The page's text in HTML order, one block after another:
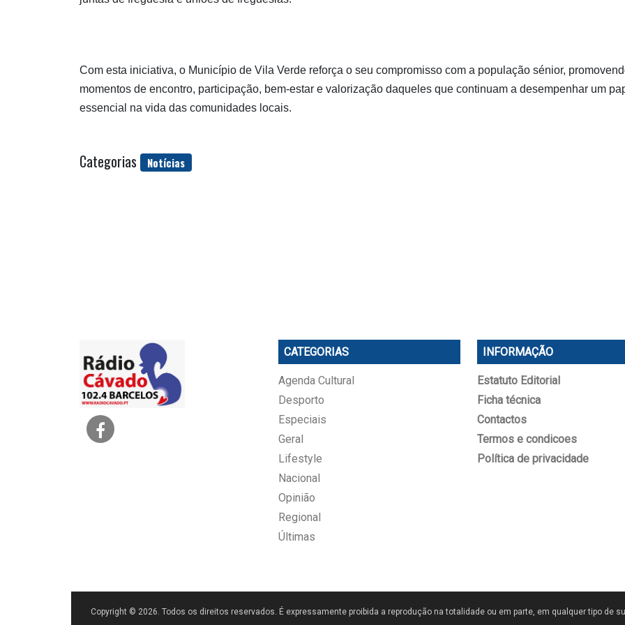
Com esta iniciativa, o Município de Vila Verde reforça o seu compromisso com a população sénior,
momentos de encontro, participação, bem-estar e valorização daqueles que continuam a desempenhar um
essencial na vida das comunidades locais.
Categorias Notícias
CATEGORIAS
Agenda Cultural
Desporto
Especiais
Geral
Lifestyle
Nacional
Opinião
Regional
Últimas
INFORMAÇÃO
Estatuto Editorial
Ficha técnica
Contactos
Termos e condicoes
Política de privacidade
Copyright © 2026. Todos os direitos reservados. É expressamente proibida a reprodução na totalidade ou em parte, em qualquer tipo de